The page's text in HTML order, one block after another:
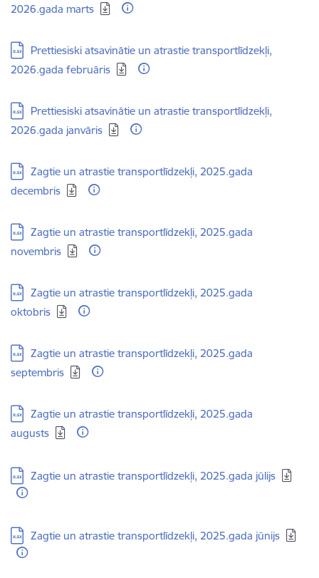
2026.gada marts
Lejupielādēt:
Prettiesiski atsavinātie un atrastie transportlīdzekļi,
2026.gada februāris
Lejupielādēt:
Prettiesiski atsavinātie un atrastie transportlīdzekļi,
2026.gada janvāris
Lejupielādēt:
Zagtie un atrastie transportlīdzekļi, 2025.gada
decembris
Lejupielādēt:
Zagtie un atrastie transportlīdzekļi, 2025.gada
novembris
Lejupielādēt:
Zagtie un atrastie transportlīdzekļi, 2025.gada
oktobris
Lejupielādēt:
Zagtie un atrastie transportlīdzekļi, 2025.gada
septembris
Lejupielādēt:
Zagtie un atrastie transportlīdzekļi, 2025.gada
augusts
Lejupielādēt:
Zagtie un atrastie transportlīdzekļi, 2025.gada jūlijs
Lejupielādēt:
Zagtie un atrastie transportlīdzekļi, 2025.gada jūnijs